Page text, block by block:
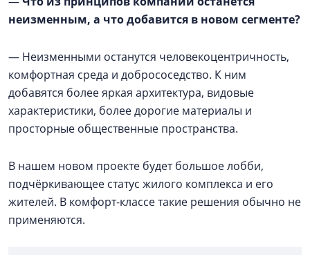
неизменным, а что добавится в новом сегменте?
— Неизменными останутся человекоцентричность,
комфортная среда и добрососедство. К ним
добавятся более яркая архитектура, видовые
характеристики, более дорогие материалы и
просторные общественные пространства.
В нашем новом проекте будет большое лобби,
подчёркивающее статус жилого комплекса и его
жителей. В комфорт-классе такие решения обычно не
применяются.